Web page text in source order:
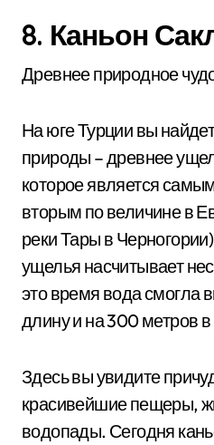
8. Каньон
Древнее природное
На юге Турции вы
природы – древнее
которое является
вторым по величине в
реки Тары в
ущелья насчитывает
это время вода смогла
длину и на 300 метров в
Здесь вы увидите
красивейшие пещеры,
водопады. Сегодня